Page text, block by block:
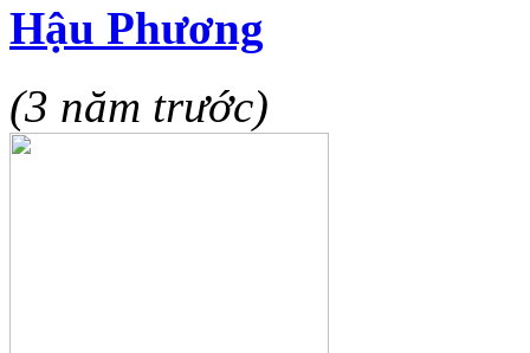
Hậu Phương
(3 năm trước)